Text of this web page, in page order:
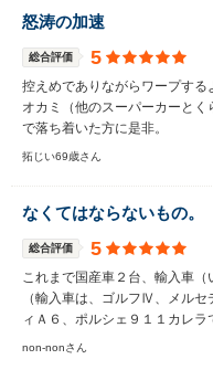
怒涛の加速
総合評価 5
控えめでありながらワープす
オカミ（他のスーパーカーと
で落ち着いた方に是非。
拓じい69歳さん
なくてはならないもの。
総合評価 5
これまで国産車２台、輸入車（
（輸入車は、ゴルフⅣ、メル
ィＡ６、ポルシェ９１１カレ
non-nonさん